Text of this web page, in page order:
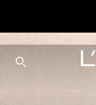
SEARCH THIS SITE